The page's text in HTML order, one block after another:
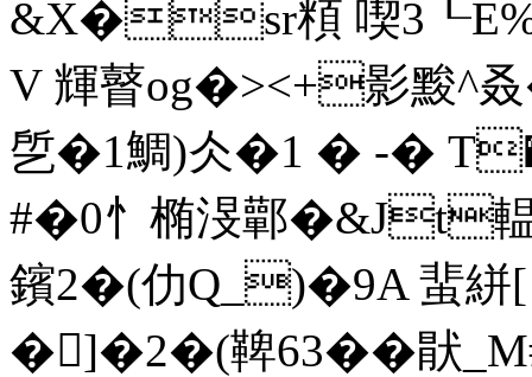
&X�sr頪 喫
V 輝瞽og�><+影黢^叒
乺�1鯛 )仌�1 � -�
#�0忄椭渂鄿�&Jt輼
鑌2�(仂Q_)�9A 蜚絣[
�]�2�(鞞63��猒